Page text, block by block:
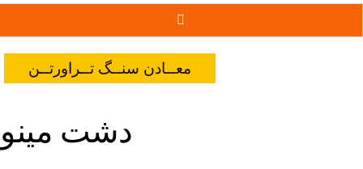
معــادن سنــگ تــراورتــن
دشت مينو